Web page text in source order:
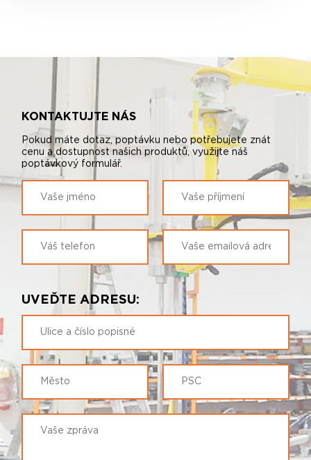
KONTAKTUJTE NÁS
Pokud máte dotaz, poptávku nebo potřebujete znát
cenu a dostupnost našich produktů, využijte náš
poptávkový formulář.
UVEĎTE ADRESU: